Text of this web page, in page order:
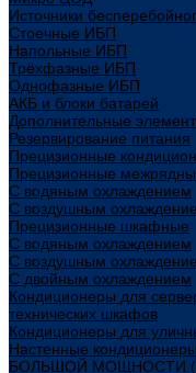
Источники
Стоечные ИБП
Напольные ИБП
Трёхфазные ИБП
Однофазные ИБП
АКБ и блоки батарей
Дополнительные
Резервирование питания
Прецизионные
Прецизионные
С водяным охлаждением
С воздушным
Прецизионные шкафные
С водяным охлаждением
С воздушным
С двойным охлаждением
Кондиционеры для
технических шкафов
Кондиционеры для
Настенные кондиционеры
БОЛЬШОЙ МОЩНОСТИ